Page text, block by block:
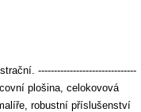
-------------------------------
plošina, celokovová
robustní příslušenství